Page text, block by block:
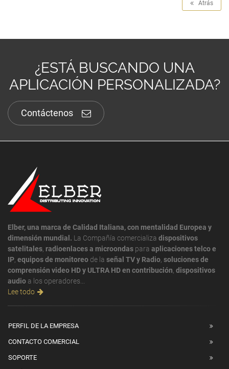
Atrás
¿ESTÁ BUSCANDO UNA
APLICACIÓN PERSONALIZADA?
Contáctenos
Elber, una marca de Calidad Italiana, con mentalidad Europea y
dimensión mundial. La Compañía comercializa dispositivos
satelitales, radioenlaces a microondas para aplicaciones telco e
IP, equipos de monitoreo de la señal TV y Radio, soluciones de
comprensión video HD y ULTRA HD en contribución, dispositivos
audio a los operadores...
Lee todo
PERFIL DE LA EMPRESA
CONTACTO COMERCIAL
SOPORTE